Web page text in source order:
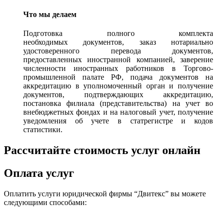
Что мы делаем
Подготовка полного комплекта
необходимых документов, заказ нотариально
удостоверенного перевода документов,
предоставленных иностранной компанией, заверение
численности иностранных работников в Торгово-
промышленной палате РФ, подача документов на
аккредитацию в уполномоченный орган и получение
документов, подтверждающих аккредитацию,
постановка филиала (представительства) на учет во
внебюджетных фондах и на налоговый учет, получение
уведомления об учете в статрегистре и кодов
статистики.
Рассчитайте стоимость услуг онлайн
Оплата услуг
Оплатить услуги юридической фирмы “Двитекс” вы можете
следующими способами: